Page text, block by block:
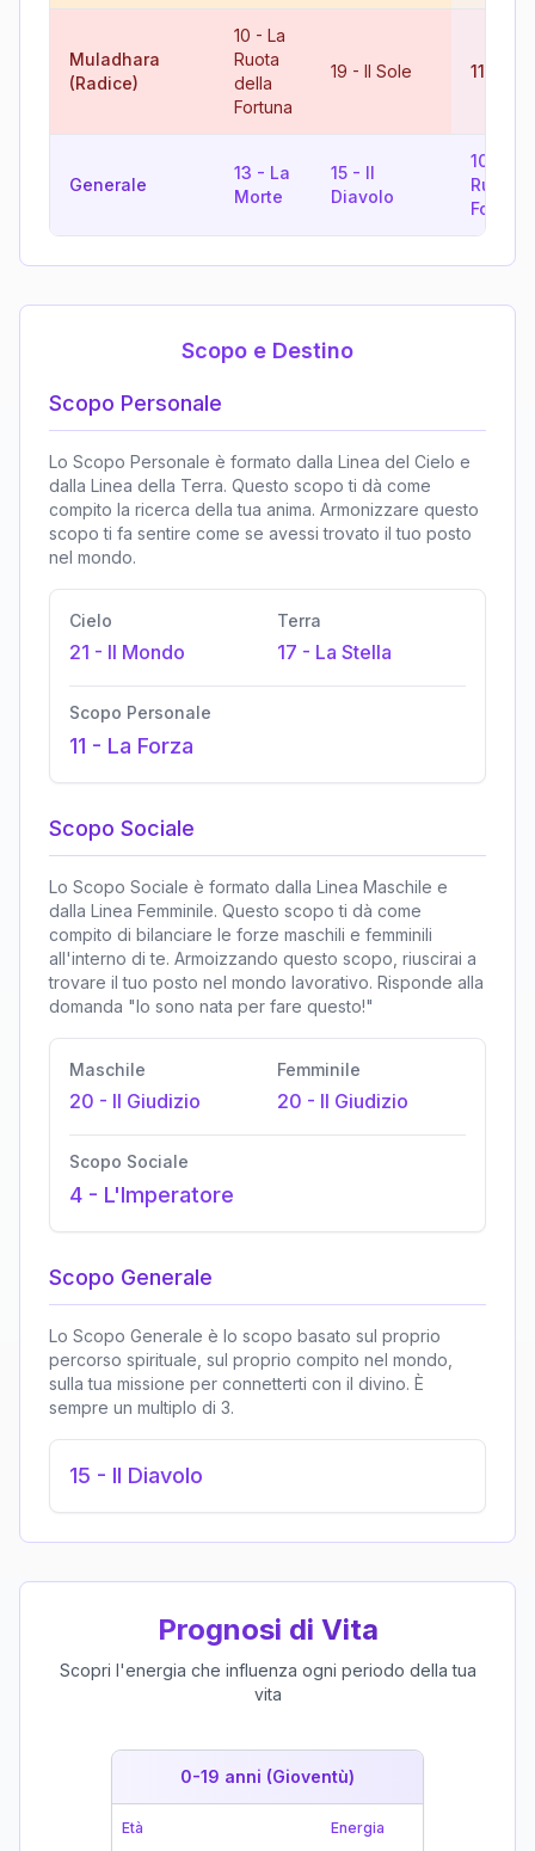
Muladhara
(Radice)
10 - La
Ruota
della
Fortuna
19 - Il Sole 11
Generale
13 - La
Morte
15 - Il
Diavolo
10
Ruota
Fortuna
Scopo e Destino
Scopo Personale
Lo Scopo Personale è formato dalla Linea del Cielo e
dalla Linea della Terra. Questo scopo ti dà come
compito la ricerca della tua anima. Armonizzare questo
scopo ti fa sentire come se avessi trovato il tuo posto
nel mondo.
Cielo
21 - Il Mondo
Terra
17 - La Stella
Scopo Personale
11 - La Forza
Scopo Sociale
Lo Scopo Sociale è formato dalla Linea Maschile e
dalla Linea Femminile. Questo scopo ti dà come
compito di bilanciare le forze maschili e femminili
all'interno di te. Armoizzando questo scopo, riuscirai a
trovare il tuo posto nel mondo lavorativo. Risponde alla
domanda "Io sono nata per fare questo!"
Maschile
20 - Il Giudizio
Femminile
20 - Il Giudizio
Scopo Sociale
4 - L'Imperatore
Scopo Generale
Lo Scopo Generale è lo scopo basato sul proprio
percorso spirituale, sul proprio compito nel mondo,
sulla tua missione per connetterti con il divino. È
sempre un multiplo di 3.
15 - Il Diavolo
Prognosi di Vita
Scopri l'energia che influenza ogni periodo della tua
vita
0-19 anni (Gioventù)
Età Energia